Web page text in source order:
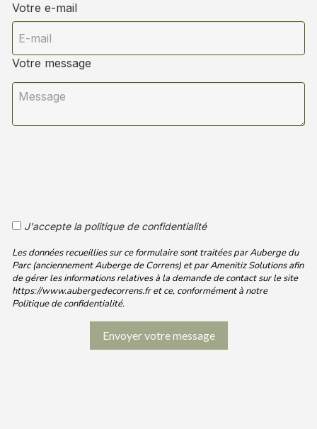
Votre e-mail
Votre message
J'accepte la politique de confidentialité
Les données recueillies sur ce formulaire sont traitées par Auberge du
Parc (anciennement Auberge de Correns) et par Amenitiz Solutions afin
de gérer les informations relatives à la demande de contact sur le site
https://www.aubergedecorrens.fr et ce, conformément à notre
Politique de confidentialité.